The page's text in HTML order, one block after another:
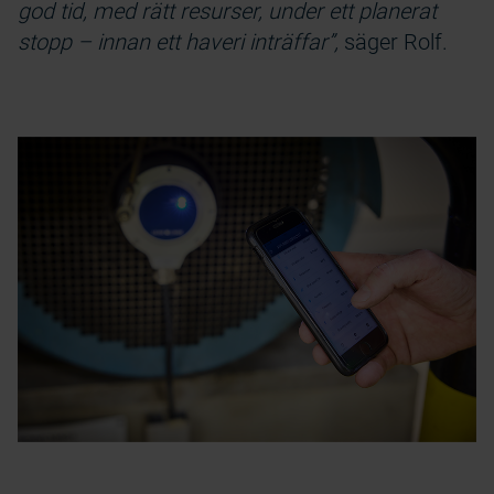
god tid, med rätt resurser, under ett planerat
stopp – innan ett haveri inträffar”, säger Rolf.